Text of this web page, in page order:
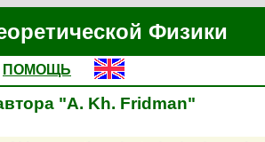
Физики
ПОМОЩЬ
"A. Kh. Fridman"